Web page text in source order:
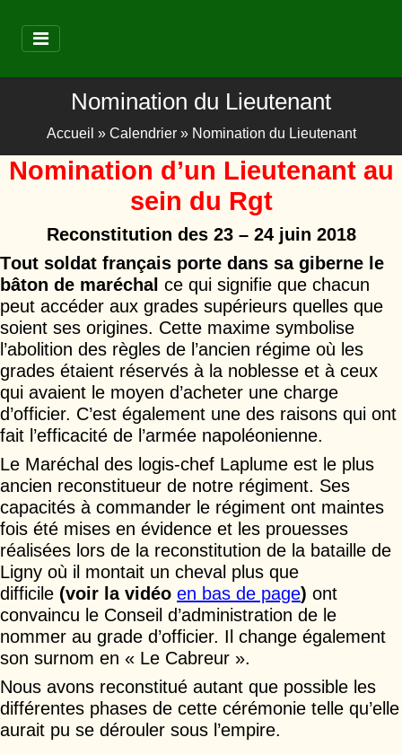
Nomination du Lieutenant
Accueil » Calendrier» Nomination du Lieutenant
Nomination d’un Lieutenant au
sein du Rgt
Reconstitution des 23 – 24 juin 2018
Tout soldat français porte dans sa giberne le
bâton de maréchal ce qui signifie que chacun
peut accéder aux grades supérieurs quelles que
soient ses origines. Cette maxime symbolise
l’abolition des règles de l’ancien régime où les
grades étaient réservés à la noblesse et à ceux
qui avaient le moyen d’acheter une charge
d’officier. C’est également une des raisons qui ont
fait l’efficacité de l’armée napoléonienne.
Le Maréchal des logis-chef Laplume est le plus
ancien reconstitueur de notre régiment. Ses
capacités à commander le régiment ont maintes
fois été mises en évidence et les prouesses
réalisées lors de la reconstitution de la bataille de
Ligny où il montait un cheval plus que
difficile (voir la vidéo en bas de page) ont
convaincu le Conseil d’administration de le
nommer au grade d’officier. Il change également
son surnom en « Le Cabreur ».
Nous avons reconstitué autant que possible les
différentes phases de cette cérémonie telle qu’elle
aurait pu se dérouler sous l’empire.